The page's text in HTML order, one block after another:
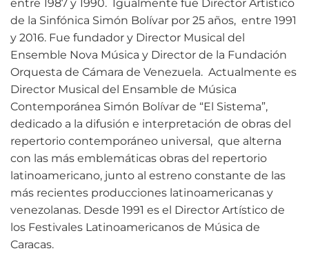
entre 1987 y 1990. Igualmente fue Director Artístico
de la Sinfónica Simón Bolívar por 25 años, entre 1991
y 2016. Fue fundador y Director Musical del
Ensemble Nova Música y Director de la Fundación
Orquesta de Cámara de Venezuela. Actualmente es
Director Musical del Ensamble de Música
Contemporánea Simón Bolívar de “El Sistema”,
dedicado a la difusión e interpretación de obras del
repertorio contemporáneo universal, que alterna
con las más emblemáticas obras del repertorio
latinoamericano, junto al estreno constante de las
más recientes producciones latinoamericanas y
venezolanas. Desde 1991 es el Director Artístico de
los Festivales Latinoamericanos de Música de
Caracas.